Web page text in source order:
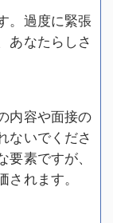
。過度に緊張
あなたらしさ
内容や面接の
ないでくださ
素ですが、
れます。